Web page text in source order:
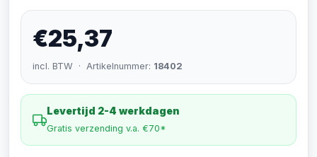
€25,37
incl. BTW · Artikelnummer: 18402
Levertijd 2-4 werkdagen
Gratis verzending v.a. €70*